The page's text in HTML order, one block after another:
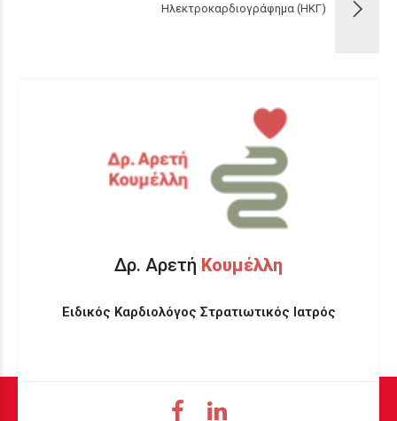
Ηλεκτροκαρδιογράφημα (ΗΚΓ)
Δρ. Αρετή Κουμέλλη
Ειδικός Καρδιολόγος Στρατιωτικός Ιατρός